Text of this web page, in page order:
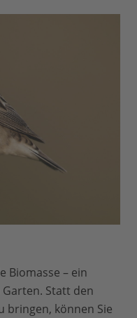
Biomasse – ein
Statt den
bringen, können Sie